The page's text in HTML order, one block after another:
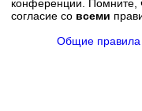
конференции. Помните,
согласие со всеми
Общие правила